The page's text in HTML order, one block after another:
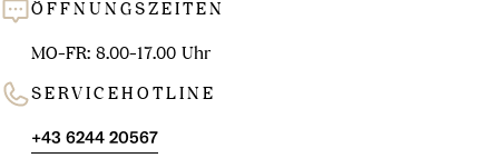
g
:
ÖFFNUNGSZEITEN
MO-FR: 8.00-17.00 Uhr
SERVICEHOTLINE
+43 6244 20567